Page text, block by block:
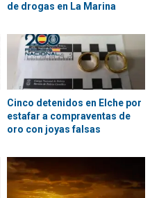
de drogas en La Marina
Cinco detenidos en Elche por
estafar a compraventas de
oro con joyas falsas